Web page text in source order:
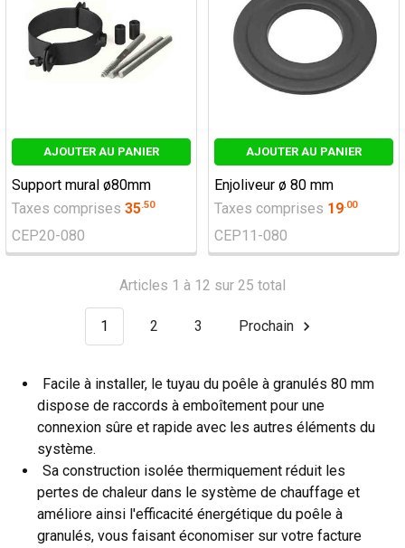
AJOUTER AU PANIER
Support mural ø80mm
Taxes comprises 35.50
CEP20-080
AJOUTER AU PANIER
Enjoliveur ø 80 mm
Taxes comprises 19.00
CEP11-080
Articles 1 à 12 sur 25 total
1 2 3 Prochain
Facile à installer, le tuyau du poêle à granulés 80 mm
dispose de raccords à emboîtement pour une
connexion sûre et rapide avec les autres éléments du
système.
Sa construction isolée thermiquement réduit les
pertes de chaleur dans le système de chauffage et
améliore ainsi l'efficacité énergétique du poêle à
granulés, vous faisant économiser sur votre facture